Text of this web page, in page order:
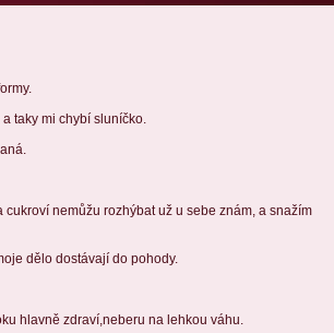
taky mi chybí sluníčko.
nemůžu rozhýbat už u sebe znám, a snažím
dělo dostávají do pohody.
hlavně zdraví,neberu na lehkou váhu.